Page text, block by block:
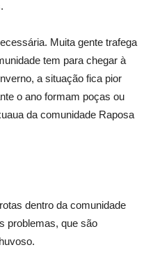
Muita gente trafega
tem para chegar à
a situação fica pior
o ano formam poças ou
da comunidade Raposa
dentro da comunidade
problemas, que são